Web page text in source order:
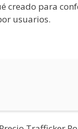
creado para
usuarios.